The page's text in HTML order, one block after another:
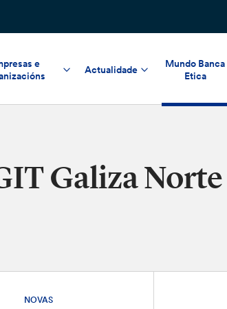
e
Actualidade
Mundo Banca
Etica
Galiza
NOVAS